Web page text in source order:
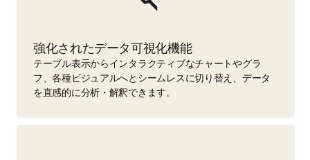
強化されたデータ可視化機能
テーブル表示からインタラクティブなチャートやグラ
フ、各種ビジュアルへとシームレスに切り替え、データ
を直感的に分析・解釈できます。